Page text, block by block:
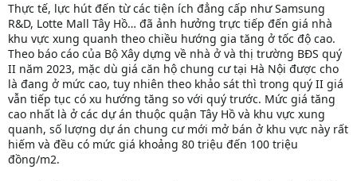
Thực tế, lực hút đến từ các tiện ích đẳng cấp như Samsung
R&D, Lotte Mall Tây Hồ… đã ảnh hưởng trực tiếp đến giá nhà
khu vực xung quanh theo chiều hướng gia tăng ở tốc độ cao.
Theo báo cáo của Bộ Xây dựng về nhà ở và thị trường BĐS quý
II năm 2023, mặc dù giá căn hộ chung cư tại Hà Nội được cho
là đang ở mức cao, tuy nhiên theo khảo sát thì trong quý II giá
vẫn tiếp tục có xu hướng tăng so với quý trước. Mức giá tăng
cao nhất là ở các dự án thuộc quận Tây Hồ và khu vực xung
quanh, số lượng dự án chung cư mới mở bán ở khu vực này rất
hiếm và đều có mức giá khoảng 80 triệu đến 100 triệu
đồng/m2.